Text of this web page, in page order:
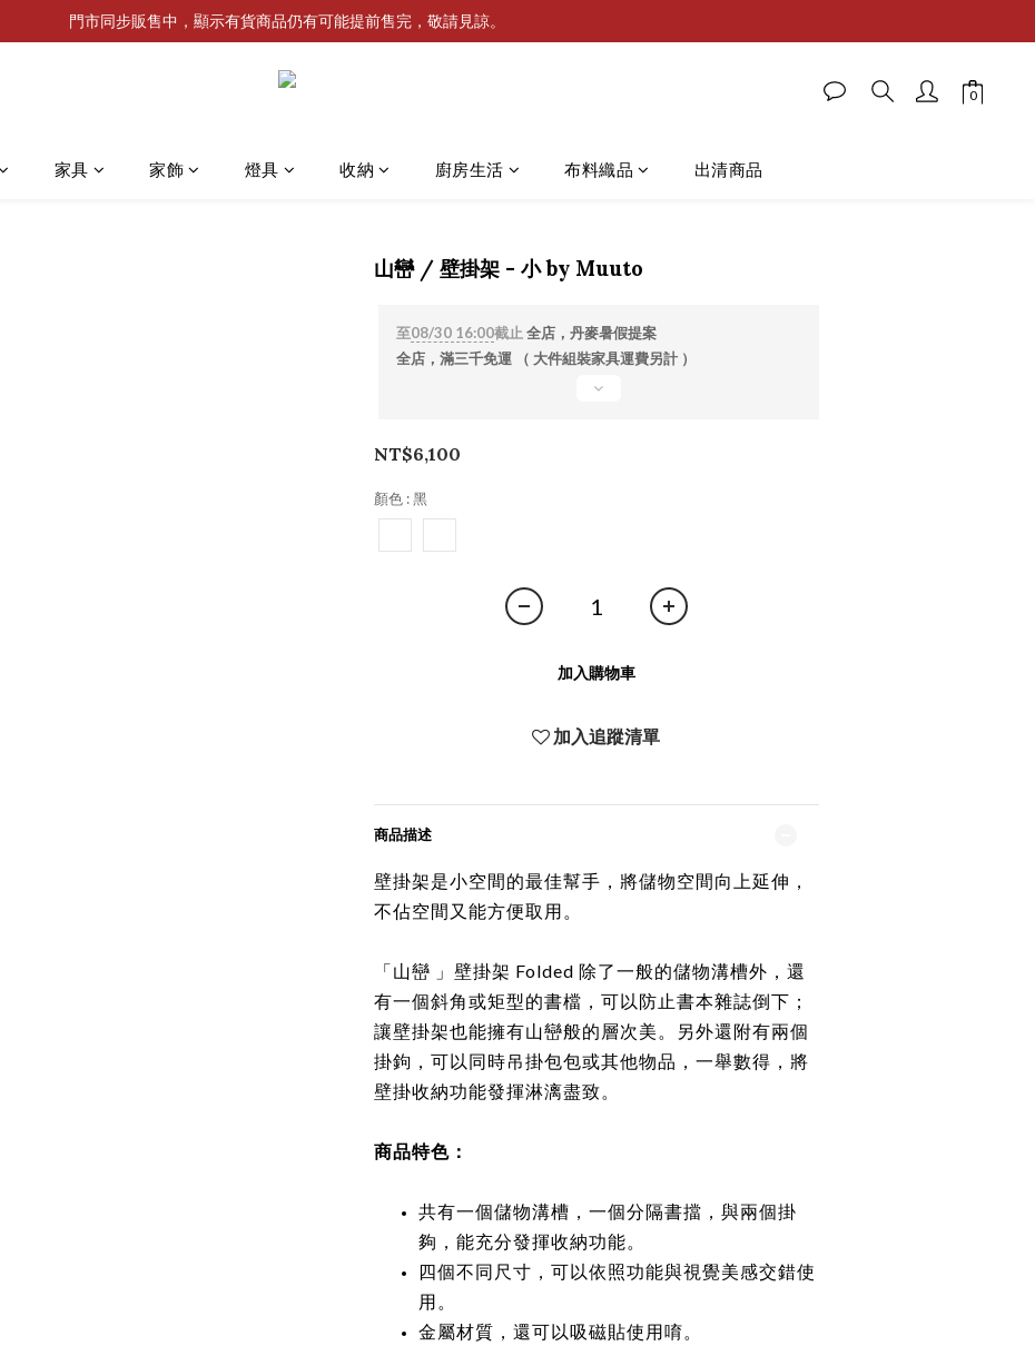
門市同步販售中，顯示有貨商品仍有可能提前售完，敬請見諒。
家具 家飾 燈具 收納 廚房生活 布料織品 出清商品
山巒 / 壁掛架 - 小 by Muuto
至08/30 16:00截止 全店，丹麥暑假提案
全店，滿三千免運 （ 大件組裝家具運費另計 ）
NT$6,100
顏色 : 黑
加入購物車
加入追蹤清單
商品描述
壁掛架是小空間的最佳幫手，將儲物空間向上延伸，
不佔空間又能方便取用。
「山巒 」壁掛架 Folded 除了一般的儲物溝槽外，還
有一個斜角或矩型的書檔，可以防止書本雜誌倒下；
讓壁掛架也能擁有山巒般的層次美。另外還附有兩個
掛鉤，可以同時吊掛包包或其他物品，一舉數得，將
壁掛收納功能發揮淋漓盡致。
商品特色：
共有一個儲物溝槽，一個分隔書擋，與兩個掛
夠，能充分發揮收納功能。
四個不同尺寸，可以依照功能與視覺美感交錯使
用。
金屬材質，還可以吸磁貼使用唷。